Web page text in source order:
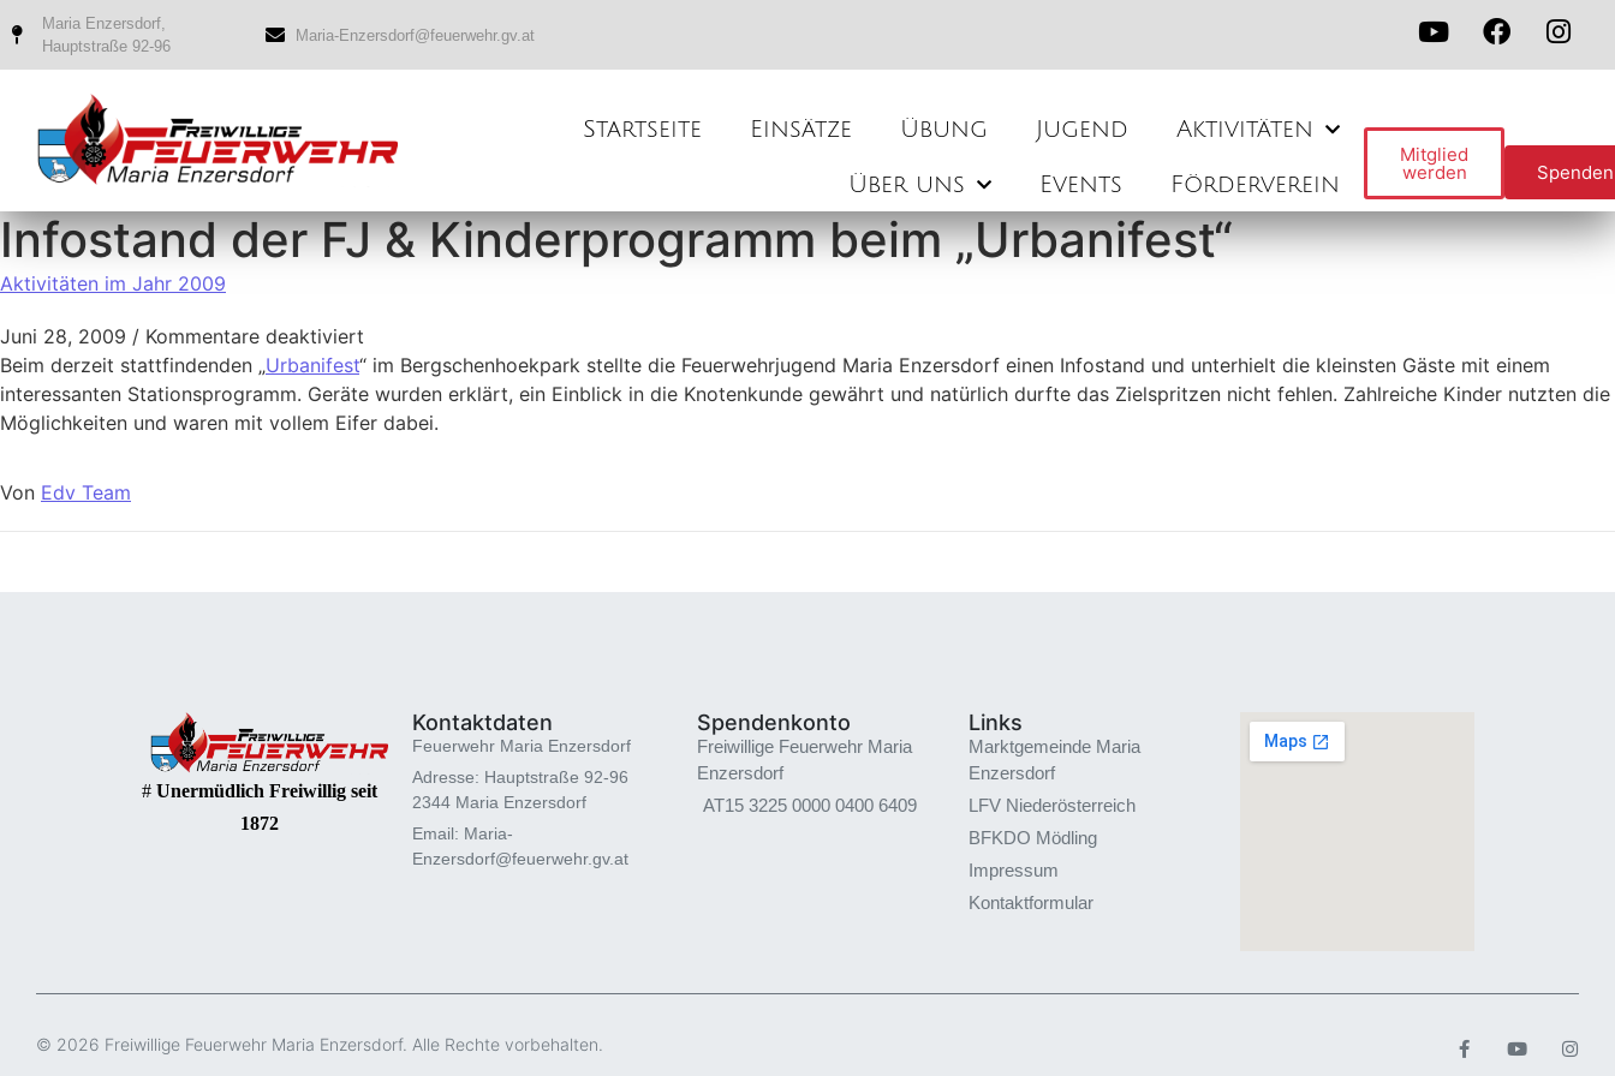
Maria Enzersdorf,
Hauptstraße 92-96
Maria-Enzersdorf@feuerwehr.gv.at
Startseite Einsätze Übung Jugend Aktivitäten
Über uns Events Förderverein
Mitglied
werden Spenden
Infostand der FJ & Kinderprogramm beim „Urbanifest“
Aktivitäten im Jahr 2009
Juni 28, 2009 / Kommentare deaktiviert
Beim derzeit stattfindenden „Urbanifest“ im Bergschenhoekpark stellte die Feuerwehrjugend Maria Enzersdorf einen Infostand und unterhielt die kleinsten Gäste mit einem
interessanten Stationsprogramm. Geräte wurden erklärt, ein Einblick in die Knotenkunde gewährt und natürlich durfte das Zielspritzen nicht fehlen. Zahlreiche Kinder nutzten die
Möglichkeiten und waren mit vollem Eifer dabei.
Von Edv Team
# Unermüdlich Freiwillig seit
1872
Kontaktdaten
Feuerwehr Maria Enzersdorf
Adresse: Hauptstraße 92-96
2344 Maria Enzersdorf
Email: Maria-
Enzersdorf@feuerwehr.gv.at
Spendenkonto
Freiwillige Feuerwehr Maria
Enzersdorf
AT15 3225 0000 0400 6409
Links
Marktgemeinde Maria
Enzersdorf
LFV Niederösterreich
BFKDO Mödling
Impressum
Kontaktformular
© 2026 Freiwillige Feuerwehr Maria Enzersdorf. Alle Rechte vorbehalten.